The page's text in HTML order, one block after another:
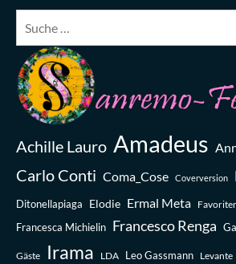
Achille Lauro Amadeus
Carlo Conti Coma_Cose Coverversion
Ditonellapiaga Elodie Ermal Meta
Francesca Michielin Francesco Renga
Gäste Irama LDA Leo Gassmann Levante